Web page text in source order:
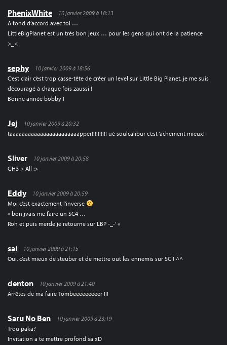
PhenixWhite
10 janvier 2009 à 18:13
A fond d’accord avec toi …
LittleBigPlanet est un très bon jeux … pour les gens qui ont de la patience
>_<
sephy
10 janvier 2009 à 18:56
C’est clair c’est trop casse-tête de créer un level sur Little Big Planet, je me suis
découragé à chaque fois zaussi !
Bonne année bobby !
Jej
10 janvier 2009 à 20:32
taaaaaaaaaaaaaaaaaaaaaaapper!!!!!!!!!! ué soulcalibur c’est ‘achement mieux!
Sliver
10 janvier 2009 à 20:58
GH3 > All :>
Eddy
10 janvier 2009 à 20:59
Moi c’est exactement l’inverse
« bon jvais me faire un SC4 …
Roh et puis merde je retourne sur LBP -_-‘ «
sai
10 janvier 2009 à 21:15
Oui, c’est mieux de steuber et de mettre out les ennemis sur SC ! ^^
denton
10 janvier 2009 à 21:40
Arrêtes de ma faire Tombeeeeeeeeer !!!
Saru No Ben
10 janvier 2009 à 23:19
Trou paka?
Invitation a te mettre profond sa xD